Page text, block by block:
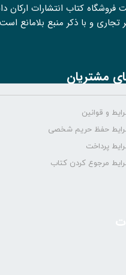
فروشگاه کتاب انتشارات ارکان
تجاری و با ذکر منبع بلامانع
مشتریان
و قوانین
حفظ حریم شخصی
پرداخت
مرجوع کردن کتاب